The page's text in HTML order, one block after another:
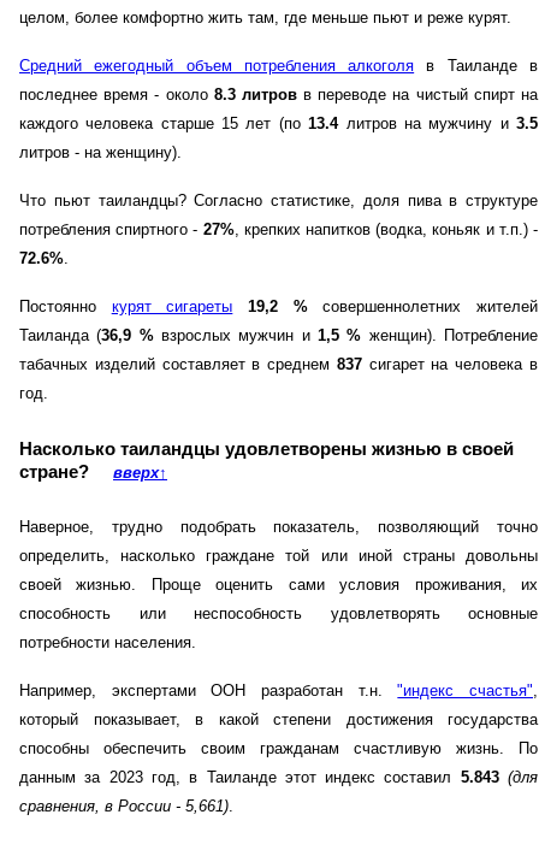
целом, более комфортно жить там, где меньше пьют и реже курят.
Средний ежегодный объем потребления алкоголя в Таиланде в
последнее время - около 8.3 литровв переводе на чистый спирт на
каждого человека старше 15 лет (по13.4литров на мужчину и3.5
литров - на женщину).
Что пьют таиландцы? Согласно статистике, доля пива в структуре
потребления спиртного - 27%, крепких напитков (водка, коньяк и т.п.) -
72.6%.
Постоянно курят сигареты 19,2 %совершеннолетних жителей
Таиланда (36,9 %взрослых мужчин и1,5 % женщин). Потребление
табачных изделий составляет в среднем 837сигарет на человека в
год.
Насколько таиландцы удовлетворены жизнью в своей
стране? вверх↑
Наверное, трудно подобрать показатель, позволяющий точно
определить, насколько граждане той или иной страны довольны
своей жизнью. Проще оценить сами условия проживания, их
способность или неспособность удовлетворять основные
потребности населения.
Например, экспертами ООН разработан т.н."индекс счастья",
который показывает, в какой степени достижения государства
способны обеспечить своим гражданам счастливую жизнь. По
данным за 2023 год, в Таиланде этот индекс составил 5.843 (для
сравнения, в России - 5,661).